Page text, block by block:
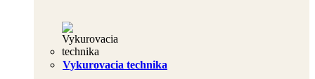
Vykurovacia technika